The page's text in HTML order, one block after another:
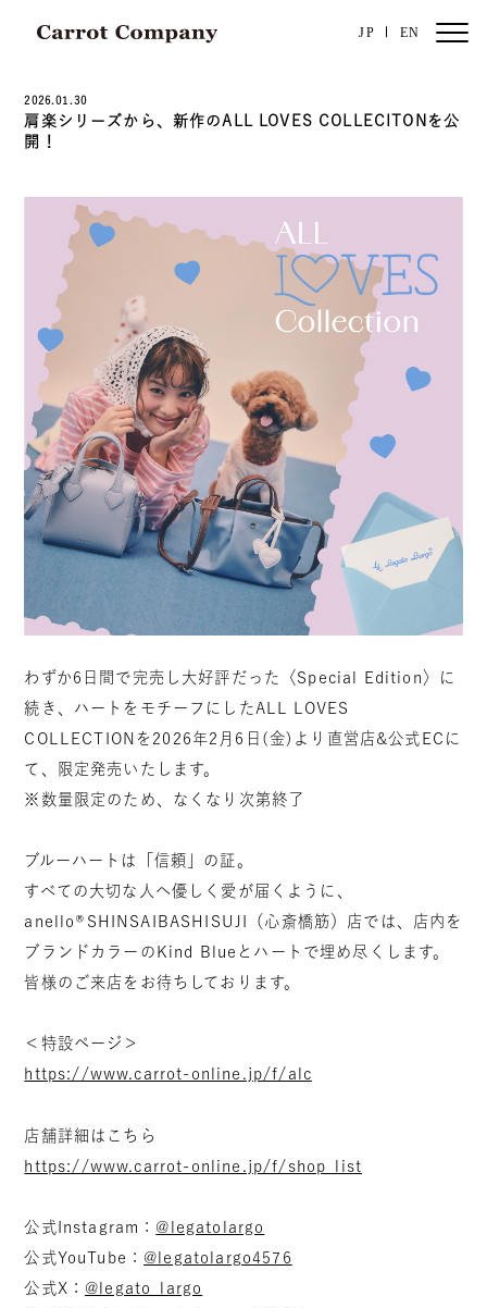
JP EN
2026.01.30
肩楽シリーズから、新作のALL LOVES COLLECITONを公
開！
わずか6日間で完売し大好評だった〈Special Edition〉に
続き、ハートをモチーフにしたALL LOVES
COLLECTIONを2026年2月6日(金)より直営店&公式ECに
て、限定発売いたします。
※数量限定のため、なくなり次第終了
ブルーハートは「信頼」の証。
すべての大切な人へ優しく愛が届くように、
anello®SHINSAIBASHISUJI（心斎橋筋）店では、店内を
ブランドカラーのKind Blueとハートで埋め尽くします。
皆様のご来店をお待ちしております。
＜特設ページ＞
https://www.carrot-online.jp/f/alc
店舗詳細はこちら
https://www.carrot-online.jp/f/shop_list
公式Instagram： @legatolargo
公式YouTube： @legatolargo4576
公式X： @legato_largo